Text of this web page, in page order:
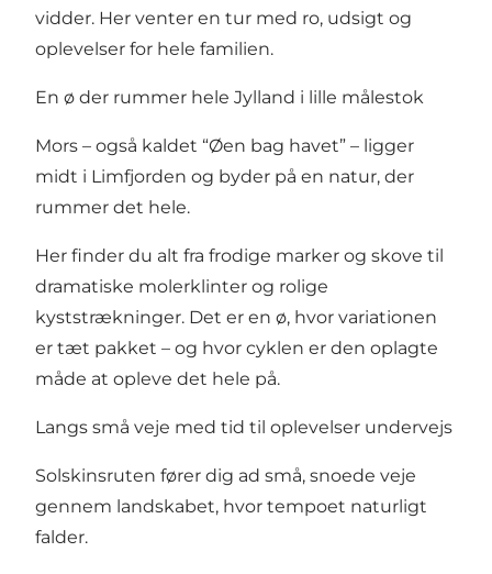
vidder. Her venter en tur med ro, udsigt og
oplevelser for hele familien.
En ø der rummer hele Jylland i lille målestok
Mors – også kaldet “Øen bag havet” – ligger
midt i Limfjorden og byder på en natur, der
rummer det hele.
Her finder du alt fra frodige marker og skove til
dramatiske molerklinter og rolige
kyststrækninger. Det er en ø, hvor variationen
er tæt pakket – og hvor cyklen er den oplagte
måde at opleve det hele på.
Langs små veje med tid til oplevelser undervejs
Solskinsruten fører dig ad små, snoede veje
gennem landskabet, hvor tempoet naturligt
falder.